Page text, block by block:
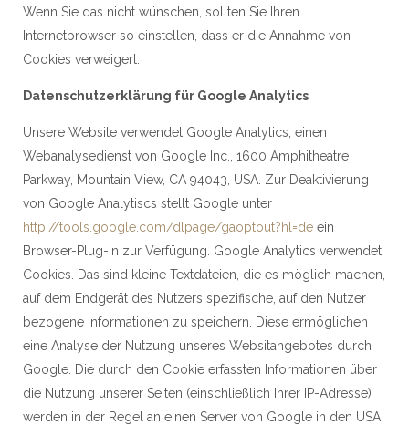
Wenn Sie das nicht wünschen, sollten Sie Ihren
Internetbrowser so einstellen, dass er die Annahme von
Cookies verweigert.
Datenschutzerklärung für Google Analytics
Unsere Website verwendet Google Analytics, einen
Webanalysedienst von Google Inc., 1600 Amphitheatre
Parkway, Mountain View, CA 94043, USA. Zur Deaktivierung
von Google Analytiscs stellt Google unter
http://tools.google.com/dlpage/gaoptout?hl=deein
Browser-Plug-In zur Verfügung. Google Analytics verwendet
Cookies. Das sind kleine Textdateien, die es möglich machen,
auf dem Endgerät des Nutzers spezifische, auf den Nutzer
bezogene Informationen zu speichern. Diese ermöglichen
eine Analyse der Nutzung unseres Websitangebotes durch
Google. Die durch den Cookie erfassten Informationen über
die Nutzung unserer Seiten (einschließlich Ihrer IP-Adresse)
werden in der Regel an einen Server von Google in den USA